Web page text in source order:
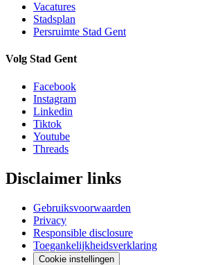
Vacatures
Stadsplan
Persruimte Stad Gent
Volg Stad Gent
Facebook
Instagram
Linkedin
Tiktok
Youtube
Threads
Disclaimer links
Gebruiksvoorwaarden
Privacy
Responsible disclosure
Toegankelijkheidsverklaring
Cookie instellingen